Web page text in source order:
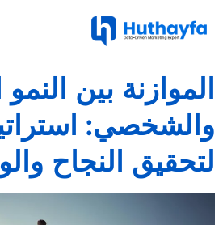
الموازنة بين
والشخصي:
لتحقيق النجاح